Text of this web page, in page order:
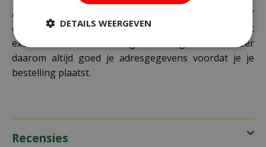
Als je je pakket niet ophaalt bij een PostNL-punt of
een verkeerd afleveradres invult, zijn wij genoodzaakt
extra kosten in rekening te brengen. Controleer
daarom altijd goed je adresgegevens voordat je je
bestelling plaatst.
Recensies
DETAILS WEERGEVEN